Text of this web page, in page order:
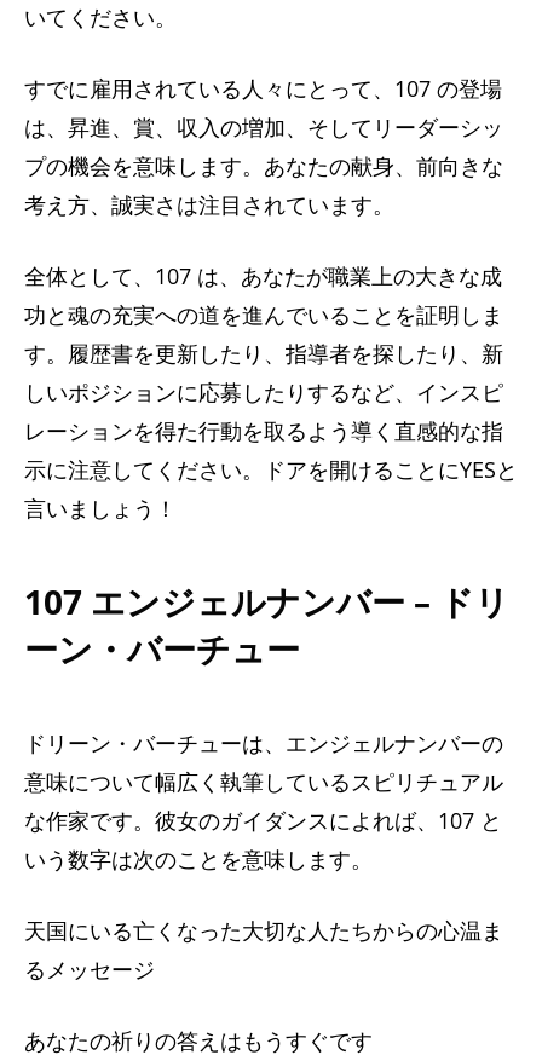
いてください。
すでに雇用されている人々にとって、107 の登場
は、昇進、賞、収入の増加、そしてリーダーシッ
プの機会を意味します。あなたの献身、前向きな
考え方、誠実さは注目されています。
全体として、107 は、あなたが職業上の大きな成
功と魂の充実への道を進んでいることを証明しま
す。履歴書を更新したり、指導者を探したり、新
しいポジションに応募したりするなど、インスピ
レーションを得た行動を取るよう導く直感的な指
示に注意してください。ドアを開けることにYESと
言いましょう！
107 エンジェルナンバー – ドリ
ーン・バーチュー
ドリーン・バーチューは、エンジェルナンバーの
意味について幅広く執筆しているスピリチュアル
な作家です。彼女のガイダンスによれば、107 と
いう数字は次のことを意味します。
天国にいる亡くなった大切な人たちからの心温ま
るメッセージ
あなたの祈りの答えはもうすぐです